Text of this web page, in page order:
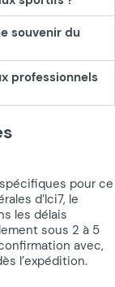
souvenir du
professionnels
pour ce
d’Ici7, le
les délais
sous 2 à 5
avec,
l’expédition.